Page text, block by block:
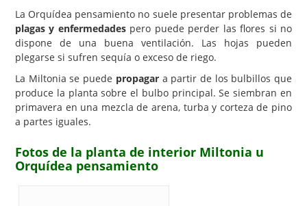
La Orquídea pensamiento no suele presentar problemas de
plagas y enfermedadespero puede perder las flores si no
dispone de una buena ventilación. Las hojas pueden
plegarse si sufren sequía o exceso de riego.
La Miltonia se puede propagara partir de los bulbillos que
produce la planta sobre el bulbo principal. Se siembran en
primavera en una mezcla de arena, turba y corteza de pino
a partes iguales.
Fotos de la planta de interior Miltonia u
Orquídea pensamiento